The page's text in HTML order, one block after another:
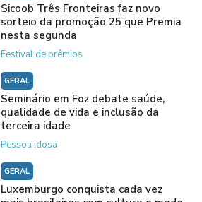
Sicoob Três Fronteiras faz novo
sorteio da promoção 25 que Premia
nesta segunda
Festival de prêmios
GERAL
Seminário em Foz debate saúde,
qualidade de vida e inclusão da
terceira idade
Pessoa idosa
GERAL
Luxemburgo conquista cada vez